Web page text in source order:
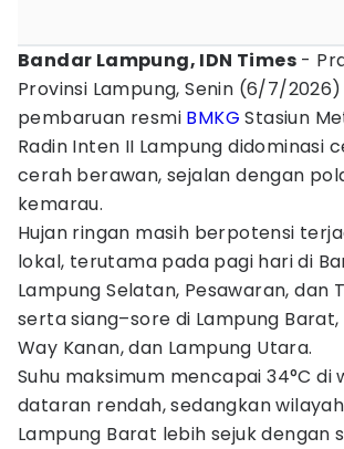
Bandar Lampung, IDN Times -
Provinsi Lampung, Senin (6/7/
pembaruan resmi BMKG Stasiun
Radin Inten II Lampung didominasi
cerah berawan, sejalan dengan
kemarau.
Hujan ringan masih berpotensi
lokal, terutama pada pagi hari di
Lampung Selatan, Pesawaran, dan
serta siang–sore di Lampung Barat,
Way Kanan, dan Lampung Utara.
Suhu maksimum mencapai 34°C di
dataran rendah, sedangkan
Lampung Barat lebih sejuk dengan